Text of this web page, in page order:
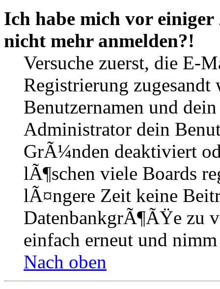
Ich habe mich vor
nicht mehr anmelden?!
Versuche zuerst, die E-
Registrierung
Benutzernamen und
Administrator dein
GrÃ¼nden deaktiviert
lÃ¶schen viele Boards
lÃ¤ngere Zeit keine
DatenbankgrÃ¶ÃŸe zu
einfach erneut und
Nach oben